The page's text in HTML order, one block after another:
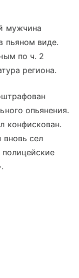
мужчина
пьяном виде.
по ч. 2
региона.
опьянения.
конфискован.
вновь сел